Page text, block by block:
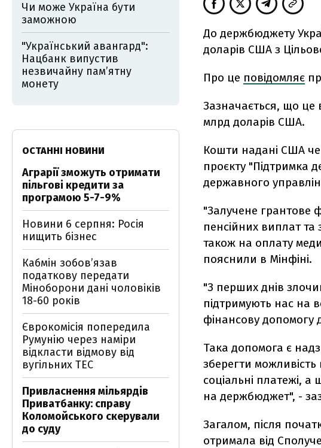
До держбюджету
доларів США з
Про це повідомляє
Зазначається, що це
млрд доларів США.
Кошти надані США
проєкту "Підтримка
державного
"Залучене грантове
пенсійних виплат та
також на оплату
пояснили в Мінфіні.
"З перших днів
підтримують нас на
фінансову допомогу
Така допомога є
зберегти можливість
соціальні платежі,
на держбюджет", -
Загалом, після
отримала від
Чи може Україна бути
заможною
"Український авангард":
Нацбанк випустив
незвичайну пам’ятну
монету
ОСТАННІ НОВИНИ
Аграрії зможуть отримати
пільгові кредити за
програмою 5-7-9%
Новини 6 серпня: Росія
нищить бізнес
Кабмін зобовʼязав
податкову передати
Міноборони дані чоловіків
18-60 років
Єврокомісія попередила
Румунію через наміри
відкласти відмову від
вугільних ТЕС
Привласнення мільярдів
Приватбанку: справу
Коломойського скерували
до суду